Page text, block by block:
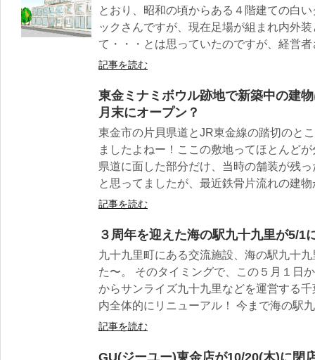
とおり、昭和の頃からある４階建ての白
ックさんですが、現在足場が組まれ内外
て・・・とは思っていたのですが、経営
記事を読む
東金ミナミボウル跡地で新築中の建
月末にオープン？
東金市の片貝県道とJR東金線の踏切のと
ましたよねー！ここの敷地ってほとんど
県道に面した部分だけ、当時の舗装が残
と思ってましたが、最近鉄骨片流れの建
記事を読む
３周年を迎えた海の駅九十九里が5/1
九十九里町にある交流施設、海の駅九十
た〜。 そのタイミングで、この５月１日
からサンライズ九十九里などを運営する
内全体的にリニューアル！ 今まで海の駅
記事を読む
GU(ジーユー)東金店が10/20(木)に閉